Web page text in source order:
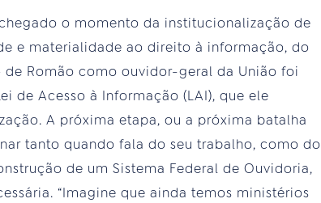
o momento da institucionalização de
e materialidade ao direito à informação, do
Romão como ouvidor-geral da União foi
de Acesso à Informação (LAI), que ele
A próxima etapa, ou a próxima batalha
tanto quando fala do seu trabalho, como do
de um Sistema Federal de Ouvidoria,
“Imagine que ainda temos ministérios